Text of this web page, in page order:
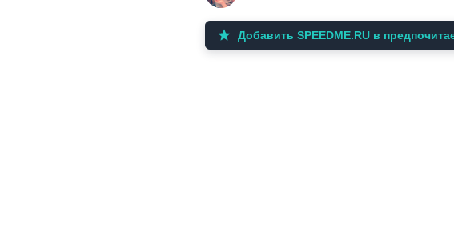
Добавить SPEEDME.RU в